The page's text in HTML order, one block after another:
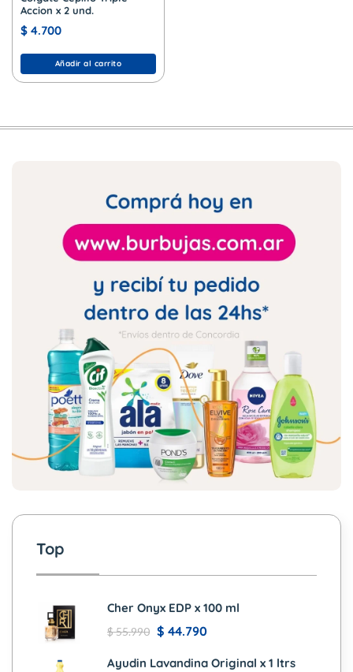
Accion x 2 und.
$ 4.700
Añadir al carrito
Top
Cher Onyx EDP x 100 ml
$55.990 $ 44.790
Ayudin Lavandina Original x 1 ltrs